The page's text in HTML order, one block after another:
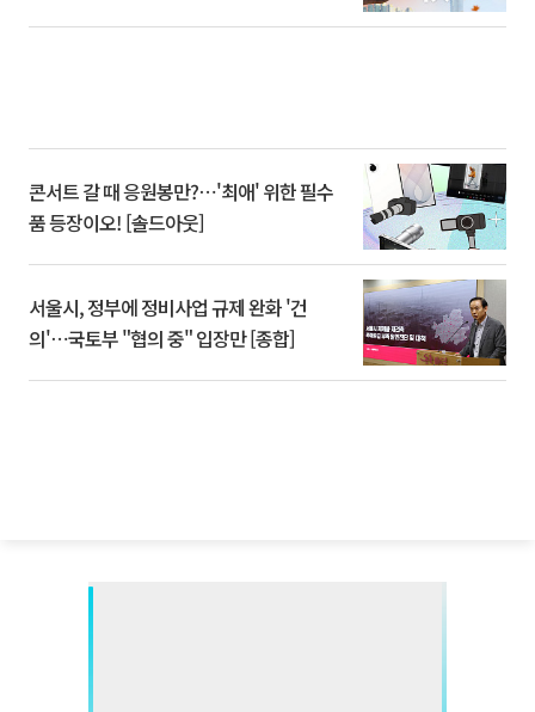
콘서트 갈 때 응원봉만?⋯'최애' 위한 필수
품 등장이오! [솔드아웃]
서울시, 정부에 정비사업 규제 완화 '건
의'⋯국토부 "협의 중" 입장만 [종합]